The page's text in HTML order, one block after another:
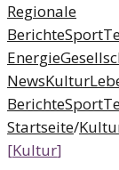
Regionale
BerichteSport
Energie
NewsKultur
BerichteSport
Startseite/
[Kultur]